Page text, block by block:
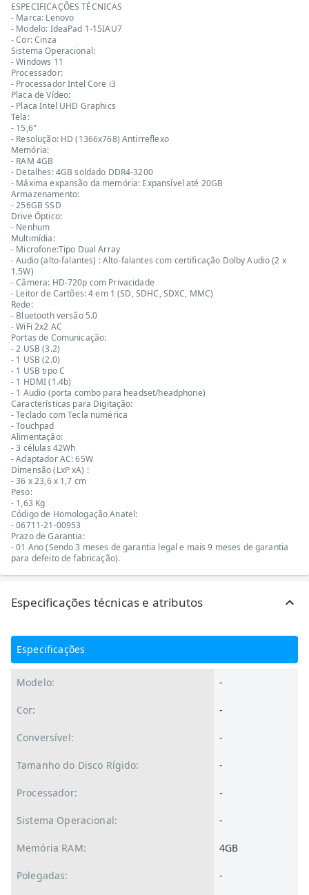
ESPECIFICAÇÕES TÉCNICAS
- Marca: Lenovo
- Modelo: IdeaPad 1-15IAU7
- Cor: Cinza
Sistema Operacional:
- Windows 11
Processador:
- Processador Intel Core i3
Placa de Vídeo:
- Placa Intel UHD Graphics
Tela:
- 15,6"
- Resolução: HD (1366x768) Antirreflexo
Memória:
- RAM 4GB
- Detalhes: 4GB soldado DDR4-3200
- Máxima expansão da memória: Expansível até 20GB
Armazenamento:
- 256GB SSD
Drive Óptico:
- Nenhum
Multimídia:
- Microfone:Tipo Dual Array
- Audio (alto-falantes) : Alto-falantes com certificação Dolby Audio (2 x
1.5W)
- Câmera: HD-720p com Privacidade
- Leitor de Cartões: 4 em 1 (SD, SDHC, SDXC, MMC)
Rede:
- Bluetooth versão 5.0
- WiFi 2x2 AC
Portas de Comunicação:
- 2 USB (3.2)
- 1 USB (2.0)
- 1 USB tipo C
- 1 HDMI (1.4b)
- 1 Audio (porta combo para headset/headphone)
Características para Digitação:
- Teclado com Tecla numérica
- Touchpad
Alimentação:
- 3 células 42Wh
- Adaptador AC: 65W
Dimensão (LxP xA) :
- 36 x 23,6 x 1,7 cm
Peso:
- 1,63 Kg
Código de Homologação Anatel:
- 06711-21-00953
Prazo de Garantia:
- 01 Ano (Sendo 3 meses de garantia legal e mais 9 meses de garantia
para defeito de fabricação).
Especificações técnicas e atributos
Especificações
Modelo: -
Cor: -
Conversível: -
Tamanho do Disco Rígido: -
Processador: -
Sistema Operacional: -
Memória RAM: 4GB
Polegadas: -